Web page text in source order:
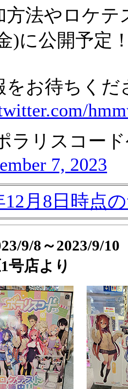
方法やロケテ
)に公開予定
をお待ちくだ
リスコード
7, 2023
12月8日時点
9/8～2023/9/
号店より